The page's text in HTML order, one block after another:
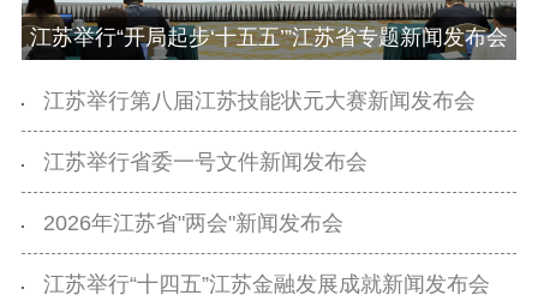
江苏举行“开局起步‘十五五’”江苏省专题新闻发布会
江苏举行第八届江苏技能状元大赛新闻发布会
江苏举行省委一号文件新闻发布会
2026年江苏省"两会"新闻发布会
江苏举行“十四五”江苏金融发展成就新闻发布会